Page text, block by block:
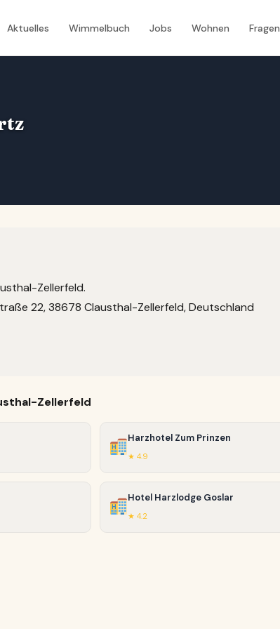
Aktuelles Wimmelbuch Jobs Wohnen Fragen
Zellerfeld.
22, 38678 Clausthal-Zellerfeld, Deutschland
Zellerfeld
Harzhotel Zum Prinzen
★ 4.9
Hotel Harzlodge Goslar
★ 4.2